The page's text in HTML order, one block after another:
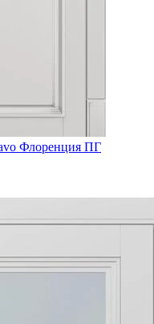
Флоренция ПГ